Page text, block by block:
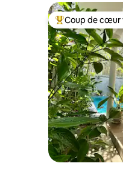
Coups de cœur
Coup de cœur